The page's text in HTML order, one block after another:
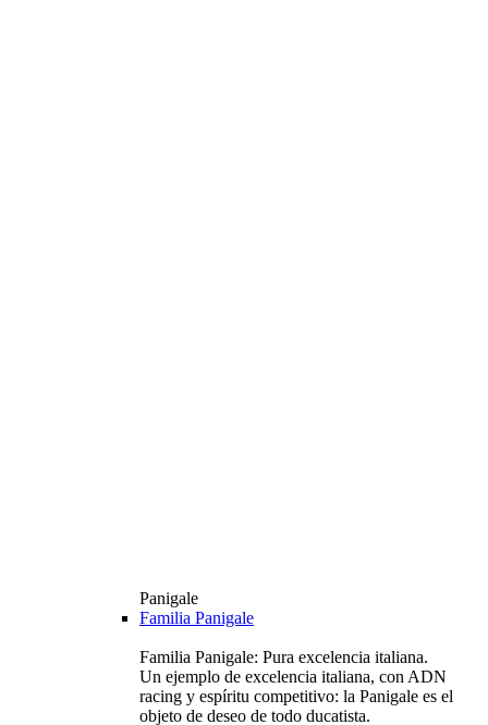
Panigale
Familia Panigale
Familia Panigale: Pura excelencia italiana.
Un ejemplo de excelencia italiana, con ADN
racing y espíritu competitivo: la Panigale es el
objeto de deseo de todo ducatista.